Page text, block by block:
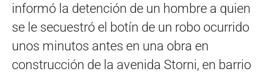
informó la detención de un hombre a quien
se le secuestró el botín de un robo ocurrido
unos minutos antes en una obra en
construcción de la avenida Storni, en barrio